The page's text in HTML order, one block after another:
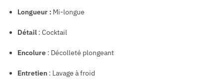
Longueur : Mi-longue
Détail : Cocktail
Encolure : Décolleté plongeant
Entretien : Lavage à froid